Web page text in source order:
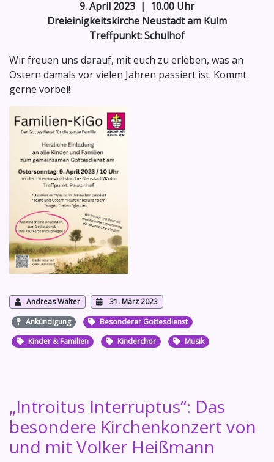
9. April 2023 | 10.00 Uhr
Dreieinigkeitskirche Neustadt am Kulm
Treffpunkt: Schulhof
Wir freuen uns darauf, mit euch zu erleben, was an
Ostern damals vor vielen Jahren passiert ist. Kommt
gerne vorbei!
Andreas Walter
31. März 2023
Ankündigung
Besonderer Gottesdienst
Kinder & Familien
Kinderchor Musik
„Introitus Interruptus“: Das
besondere Kirchenkonzert von
und mit Volker Heißmann